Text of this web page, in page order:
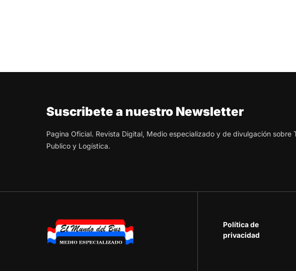
Suscribete a nuestro Newsletter
Pagina Oficial. Revista Digital, Medio especializado y de divulgación sobre
Publico y Logística.
Política de
privacidad